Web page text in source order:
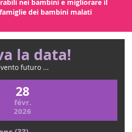
alla ricerca sui tumori e
nei bambini e migliorare il
la data!
futuro ...
28
févr.
2026